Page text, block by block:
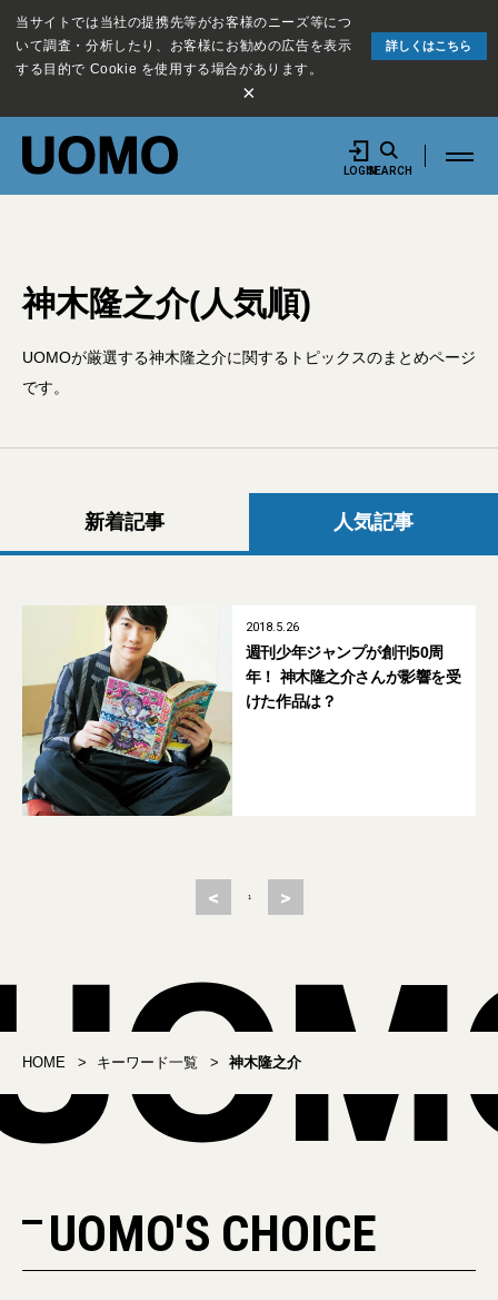
当サイトでは当社の提携先等がお客様のニーズ等につ
いて調査・分析したり、お客様にお勧めの広告を表示
する目的で Cookie を使用する場合があります。
詳しくはこちら
×
LOGINSEARCH
神木隆之介(人気順)
UOMOが厳選する神木隆之介に関するトピックスのまとめページ
です。
新着記事 人気記事
2018.5.26
週刊少年ジャンプが創刊50周
年！ 神木隆之介さんが影響を受
けた作品は？
< 1 >
HOME キーワード一覧 神木隆之介
UOMO'S CHOICE